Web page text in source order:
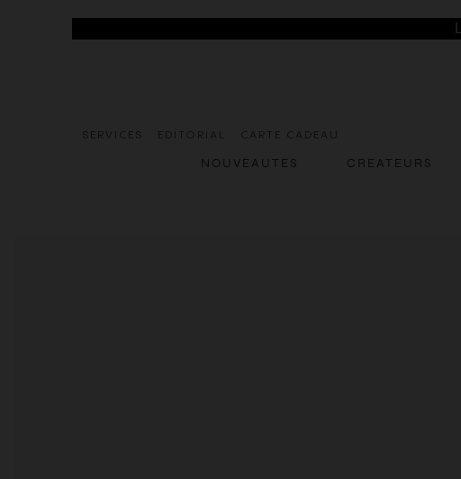
SERVICES EDITORIAL CARTE CADEAU
NOUVEAUTES CREATEURS